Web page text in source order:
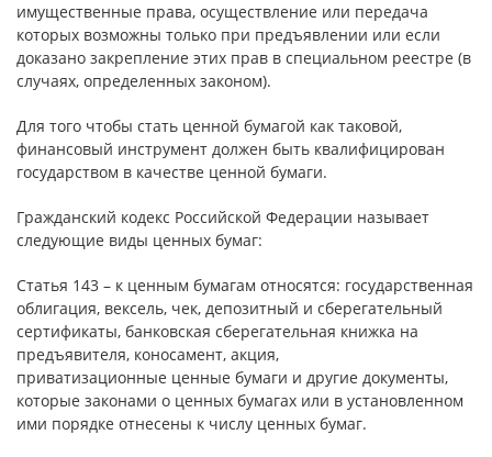
имущественные права, осуществление или передача
которых возможны только при предъявлении или если
доказано закрепление этих прав в специальном реестре (в
случаях, определенных законом).
Для того чтобы стать ценной бумагой как таковой,
финансовый инструмент должен быть квалифицирован
государством в качестве ценной бумаги.
Гражданский кодекс Российской Федерации называет
следующие виды ценных бумаг:
Статья 143 – к ценным бумагам относятся: государственная
облигация, вексель, чек, депозитный и сберегательный
сертификаты, банковская сберегательная книжка на
предъявителя, коносамент, акция,
приватизационные ценные бумаги и другие документы,
которые законами о ценных бумагах или в установленном
ими порядке отнесены к числу ценных бумаг.